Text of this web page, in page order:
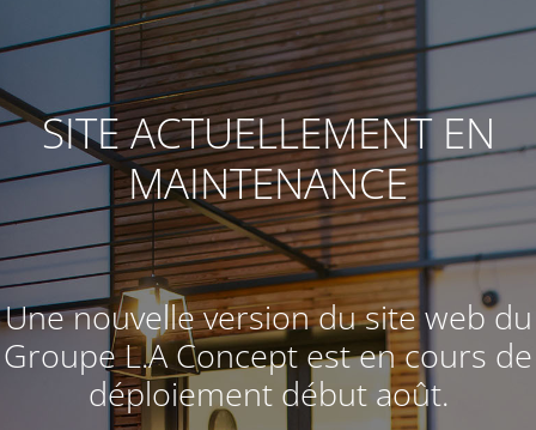
SITE ACTUELLEMENT EN
MAINTENANCE
Une nouvelle version du site web du
Groupe L.A Conceptest en cours de
déploiement début août.